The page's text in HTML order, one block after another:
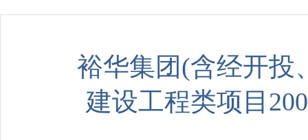
裕华集团(含经开投
建设工程类项目